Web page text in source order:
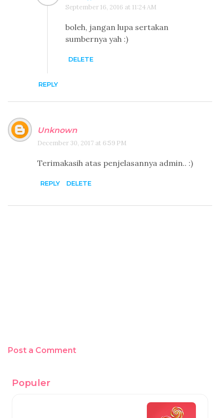
September 16, 2016 at 11:24 AM
boleh, jangan lupa sertakan
sumbernya yah :)
DELETE
REPLY
Unknown
December 30, 2017 at 6:59 PM
Terimakasih atas penjelasannya admin.. :)
REPLY DELETE
Post a Comment
Populer